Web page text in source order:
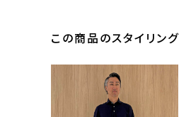
この商品のスタイリング